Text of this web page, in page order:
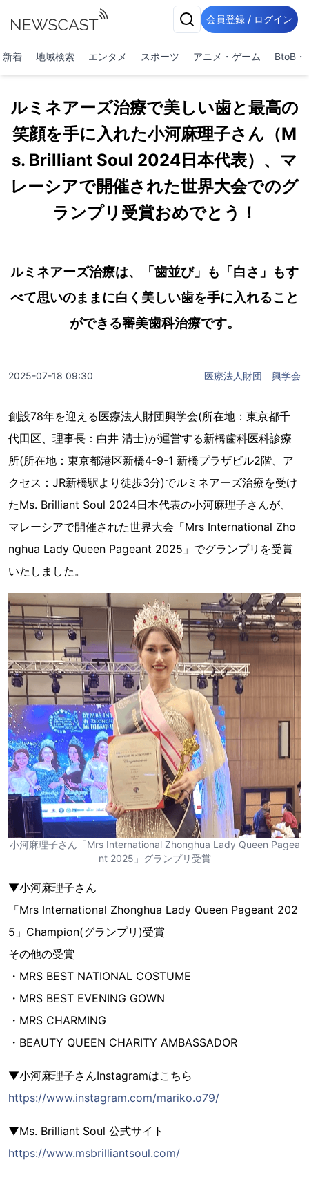
会員登録 / ログイン
新着 地域検索 エンタメ スポーツ アニメ・ゲーム BtoB・
ルミネアーズ治療で美しい歯と最高の
笑顔を手に入れた小河麻理子さん（M
s. Brilliant Soul 2024日本代表）、マ
レーシアで開催された世界大会でのグ
ランプリ受賞おめでとう！
ルミネアーズ治療は、「歯並び」も「白さ」もす
べて思いのままに白く美しい歯を手に入れること
ができる審美歯科治療です。
2025-07-18 09:30 医療法人財団 興学会
創設78年を迎える医療法人財団興学会(所在地：東京都千
代田区、理事長：白井 清士)が運営する新橋歯科医科診療
所(所在地：東京都港区新橋4-9-1 新橋プラザビル2階、ア
クセス：JR新橋駅より徒歩3分)でルミネアーズ治療を受け
たMs. Brilliant Soul 2024日本代表の小河麻理子さんが、
マレーシアで開催された世界大会「Mrs International Zho
nghua Lady Queen Pageant 2025」でグランプリを受賞
いたしました。
小河麻理子さん「Mrs International Zhonghua Lady Queen Pagea
nt 2025」グランプリ受賞
▼小河麻理子さん
「Mrs International Zhonghua Lady Queen Pageant 202
5」Champion(グランプリ)受賞
その他の受賞
・MRS BEST NATIONAL COSTUME
・MRS BEST EVENING GOWN
・MRS CHARMING
・BEAUTY QUEEN CHARITY AMBASSADOR
▼小河麻理子さんInstagramはこちら
https://www.instagram.com/mariko.o79/
▼Ms. Brilliant Soul 公式サイト
https://www.msbrilliantsoul.com/